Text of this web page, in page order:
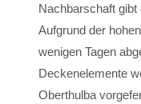
Nachbarschaft
Aufgrund der
wenigen Tagen
Deckenelemente
Oberthulba